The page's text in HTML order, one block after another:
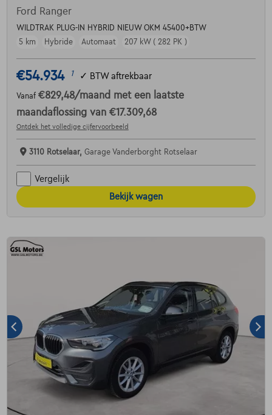
Ford Ranger
WILDTRAK PLUG-IN HYBRID NIEUW OKM 45400+BTW
5 km
Hybride Automaat 207 kW ( 282 PK )
€54.934 1 ✓ BTW aftrekbaar
Vanaf €829,48/maand met een laatste
maandaflossing van €17.309,68
Ontdek het volledige cijfervoorbeeld
3110 Rotselaar, Garage Vanderborght Rotselaar
Vergelijk
Bekijk wagen